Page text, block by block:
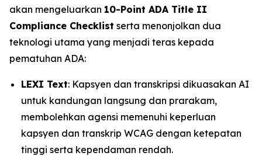
akan mengeluarkan 10-Point ADA Title II
Compliance Checklist serta menonjolkan dua
teknologi utama yang menjadi teras kepada
pematuhan ADA:
LEXI Text: Kapsyen dan transkripsi dikuasakan AI
untuk kandungan langsung dan prarakam,
membolehkan agensi memenuhi keperluan
kapsyen dan transkrip WCAG dengan ketepatan
tinggi serta kependaman rendah.